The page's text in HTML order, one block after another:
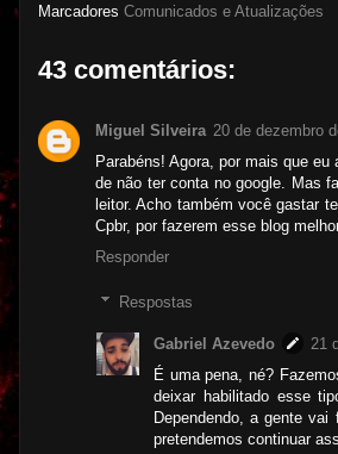
Marcadores Comunicados e Atualizações
43 comentários:
Miguel Silveira 20 de dezembro
Parabéns! Agora, por mais que
de não ter conta no google. Mas
leitor. Acho também você gastar
Cpbr, por fazerem esse blog
Responder
Respostas
Gabriel Azevedo
21
É uma pena, né?
deixar habilitado esse
Dependendo, a gente
pretendemos continuar